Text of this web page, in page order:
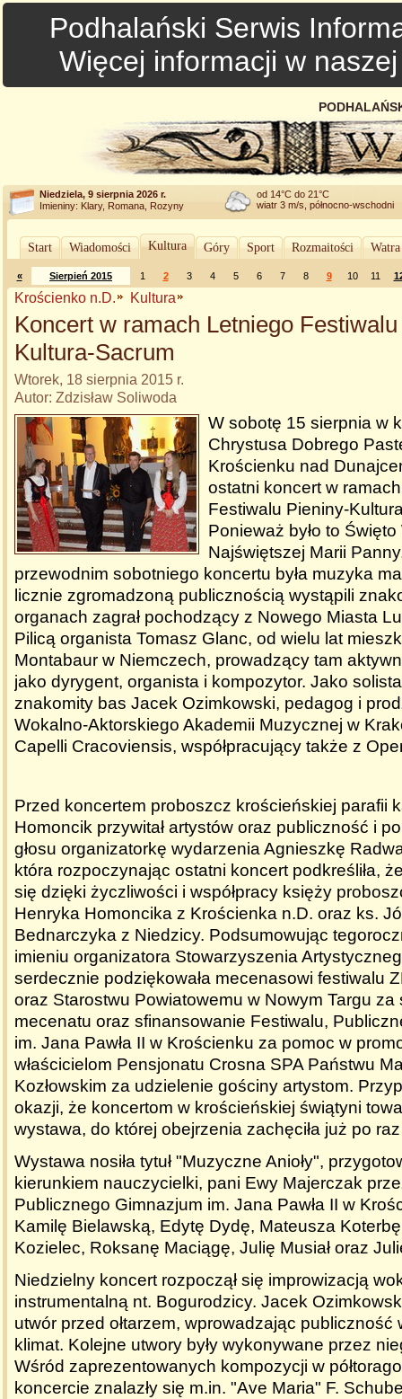
Podhalański Serwis
Więcej informacji w
Niedziela, 9 sierpnia 2026 r.
Imieniny: Klary, Romana, Rozyny
od 14°C do 21°C
wiatr 3 m/s, północno-wschodni
Start Wiadomości Kultura Góry Sport Rozmaitości
« Sierpień 2015 1 2 3 4 5 6 7 8 9 10 11
Krościenko n.D. Kultura
Koncert w ramach Letniego
Kultura-Sacrum
Wtorek, 18 sierpnia 2015 r.
Autor: Zdzisław Soliwoda
W sobotę 15 sierpnia w
Chrystusa Dobrego
Krościenku nad
ostatni koncert w
Festiwalu Pieniny-
Ponieważ było to
Najświętszej Marii
przewodnim sobotniego koncertu była muzyka
licznie zgromadzoną publicznością wystąpili
organach zagrał pochodzący z Nowego Miasta
Pilicą organista Tomasz Glanc, od wielu lat
Montabaur w Niemczech, prowadzący tam
jako dyrygent, organista i kompozytor. Jako solista
znakomity bas Jacek Ozimkowski, pedagog i
Wokalno-Aktorskiego Akademii Muzycznej w
Capelli Cracoviensis, współpracujący także z
Przed koncertem proboszcz krościeńskiej parafii
Homoncik przywitał artystów oraz publiczność i
głosu organizatorkę wydarzenia Agnieszkę
która rozpoczynając ostatni koncert podkreśliła,
się dzięki życzliwości i współpracy księży
Henryka Homoncika z Krościenka n.D. oraz ks.
Bednarczyka z Niedzicy. Podsumowując
imieniu organizatora Stowarzyszenia
serdecznie podziękowała mecenasowi festiwalu
oraz Starostwu Powiatowemu w Nowym Targu za
mecenatu oraz sfinansowanie Festiwalu,
im. Jana Pawła II w Krościenku za pomoc w
właścicielom Pensjonatu Crosna SPA Państwu
Kozłowskim za udzielenie gościny artystom.
okazji, że koncertom w krościeńskiej świątyni
wystawa, do której obejrzenia zachęciła już po
Wystawa nosiła tytuł "Muzyczne Anioły",
kierunkiem nauczycielki, pani Ewy Majerczak
Publicznego Gimnazjum im. Jana Pawła II w
Kamilę Bielawską, Edytę Dydę, Mateusza
Kozielec, Roksanę Maciągę, Julię Musiał oraz
Niedzielny koncert rozpoczął się improwizacją
instrumentalną nt. Bogurodzicy. Jacek
utwór przed ołtarzem, wprowadzając publiczność
klimat. Kolejne utwory były wykonywane przez
Wśród zaprezentowanych kompozycji w
koncercie znalazły się m.in. "Ave Maria" F.